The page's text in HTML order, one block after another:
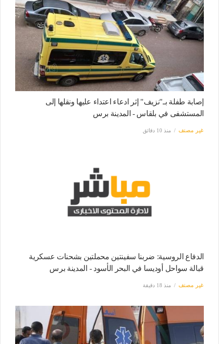
إصابة طفلة بـ"نزيف" إثر ادعاء اعتداء عليها ونقلها إلى
المستشفى في بلقاس - المدينة برس
غير مصنف منذ 10 دقائق
الدفاع الروسية: ضربنا سفينتين محملتين بشحنات عسكرية
قبالة سواحل أوديسا في البحر الأسود - المدينة برس
غير مصنف منذ 18 دقيقة